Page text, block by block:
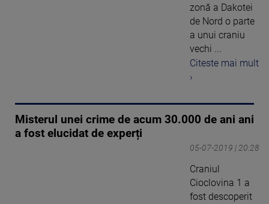
zonă a Dakotei
de Nord o parte
a unui craniu
vechi ...
Citeste mai mult
›
Misterul unei crime de acum 30.000 de ani ani
a fost elucidat de experți
05-07-2019 | 20:28
Craniul
Cioclovina 1 a
fost descoperit